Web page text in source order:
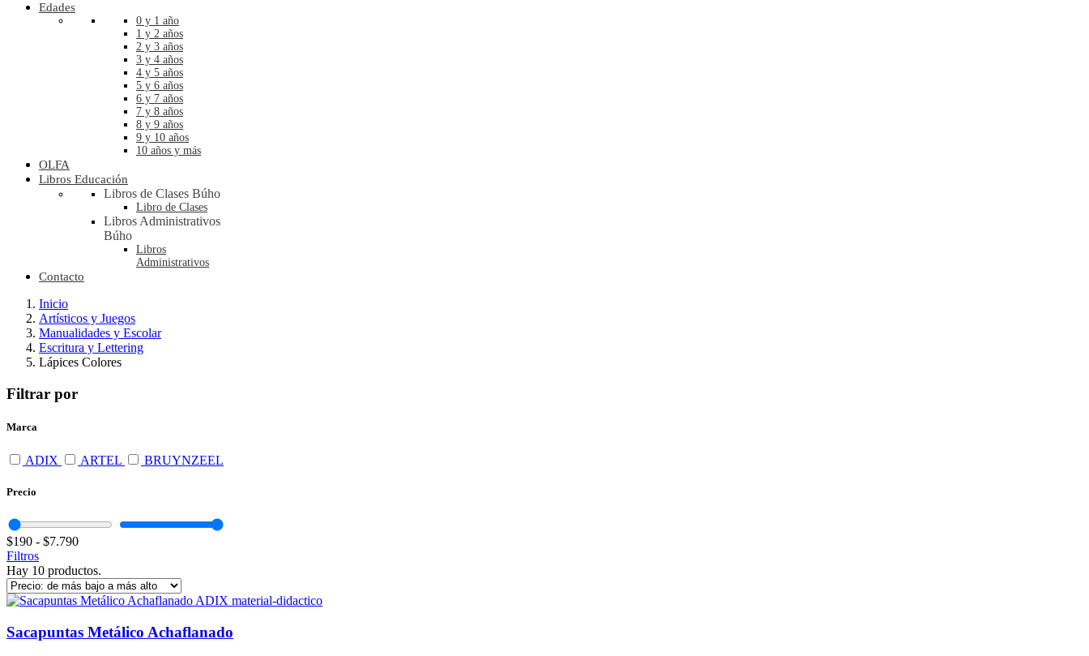
Edades
0 y 1 año
1 y 2 años
2 y 3 años
3 y 4 años
4 y 5 años
5 y 6 años
6 y 7 años
7 y 8 años
8 y 9 años
9 y 10 años
10 años y más
OLFA
Libros Educación
Libros de Clases Búho
Libro de Clases
Libros Administrativos
Búho
Libros
Administrativos
Contacto
Inicio
Artísticos y Juegos
Manualidades y Escolar
Escritura y Lettering
Lápices Colores
Filtrar por
Marca
ADIX ARTEL BRUYNZEEL
Precio
$190 - $7.790
Filtros
Hay 10 productos.
Sacapuntas Metálico Achaflanado